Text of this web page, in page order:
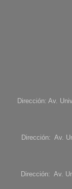
Dirección: Av.
Dirección: Av.
Dirección: Av.